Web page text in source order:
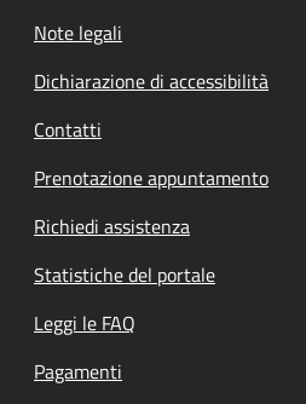
Note legali
Dichiarazione di accessibilità
Contatti
Prenotazione appuntamento
Richiedi assistenza
Statistiche del portale
Leggi le FAQ
Pagamenti